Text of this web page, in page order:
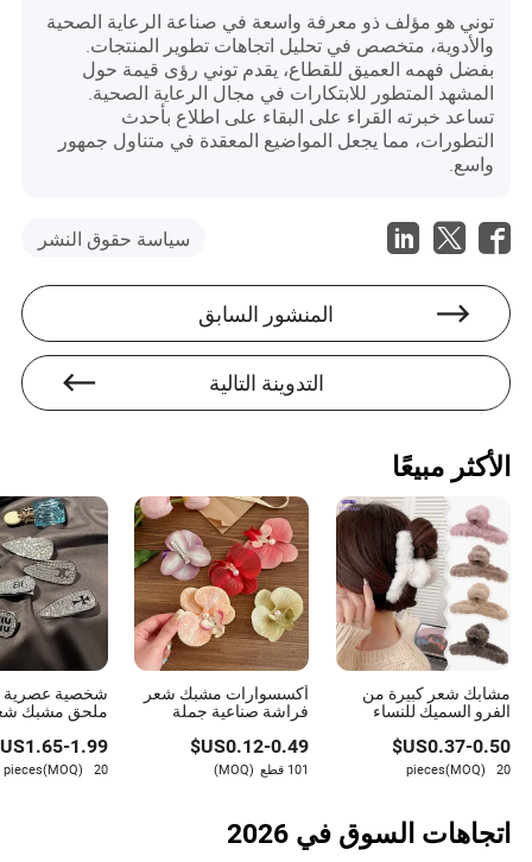
توني هو مؤلف ذو معرفة واسعة في صناعة الرعاية الصحية
والأدوية، متخصص في تحليل اتجاهات تطوير المنتجات.
بفضل فهمه العميق للقطاع، يقدم توني رؤى قيمة حول
المشهد المتطور للابتكارات في مجال الرعاية الصحية.
تساعد خبرته القراء على البقاء على اطلاع بأحدث
التطورات، مما يجعل المواضيع المعقدة في متناول جمهور
واسع.
سياسة حقوق النشر
المنشور السابق
التدوينة التالية
الأكثر مبيعًا
مشابك شعر كبيرة من
الفرو السميك للنساء
لفصل الخريف والشتاء
US$0.37-0.50
20 pieces
(MOQ)
أكسسوارات مشبك شعر
فراشة صناعية جملة
لشعر النساء مزينة
بالزهور
US$0.12-0.49
101 قطع (MOQ)
ملحق مشبك
للحفلات
US$1.65-1.99
20 pieces
(MOQ)
اتجاهات السوق في 2026